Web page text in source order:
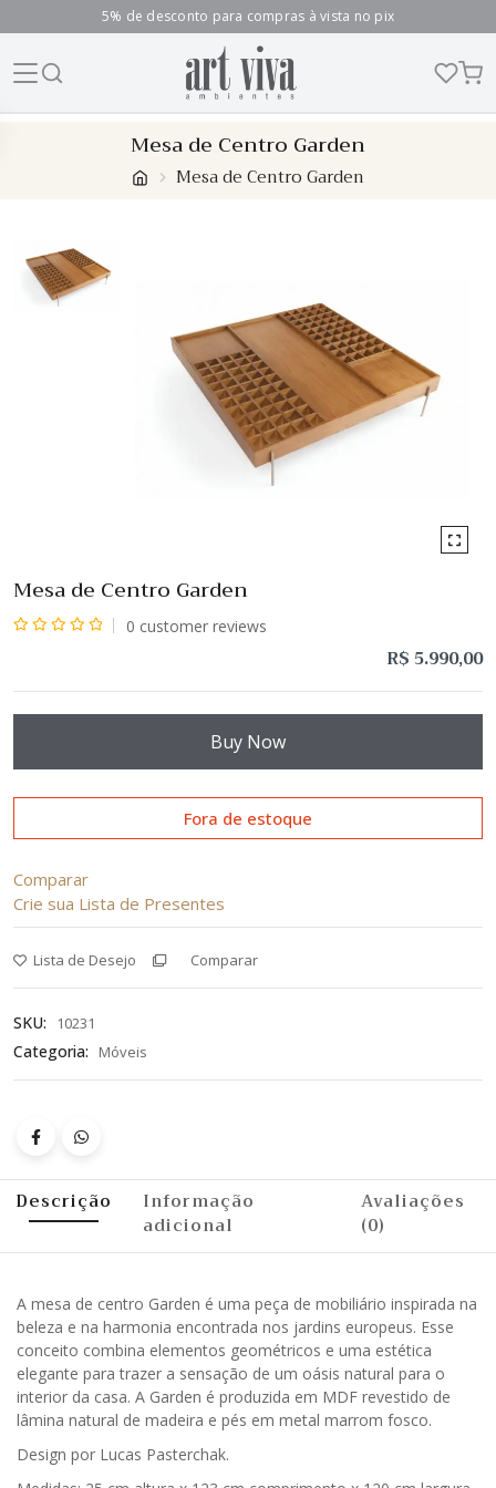
5% de desconto para compras à vista no pix
Mesa de Centro Garden
Mesa de Centro Garden
Mesa de Centro Garden
0 customer reviews
R$ 5.990,00
Buy Now
Fora de estoque
Comparar
Crie sua Lista de Presentes
Lista de Desejo Comparar
SKU: 10231
Categoria: Móveis
Descrição
Informação
adicional
Avaliações
(0)
A mesa de centro Garden é uma peça de mobiliário inspirada na
beleza e na harmonia encontrada nos jardins europeus. Esse
conceito combina elementos geométricos e uma estética
elegante para trazer a sensação de um oásis natural para o
interior da casa. A Garden é produzida em MDF revestido de
lâmina natural de madeira e pés em metal marrom fosco.
Design por Lucas Pasterchak.